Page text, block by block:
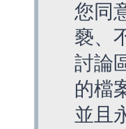
您同
褻、
討論
的檔
並且